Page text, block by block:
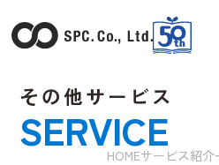
その他サービス
SERVICE
HOMEサービス紹介